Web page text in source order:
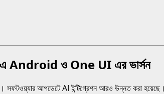
ও One UI এর ভার্সন
। সফটওয়্যার আপডেটে AI ইন্টিগ্রেশন আরও উন্নত করা হয়েছে।